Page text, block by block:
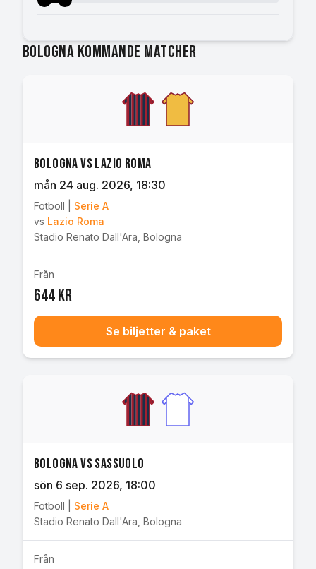
Bologna kommande matcher
Bologna vs Lazio Roma
mån 24 aug. 2026, 18:30
Fotboll
Serie A
vs Lazio Roma
Stadio Renato Dall'Ara Bologna
Från
644 kr
Se biljetter & paket
Bologna vs Sassuolo
sön 6 sep. 2026, 18:00
Fotboll
Serie A
Stadio Renato Dall'Ara Bologna
Från